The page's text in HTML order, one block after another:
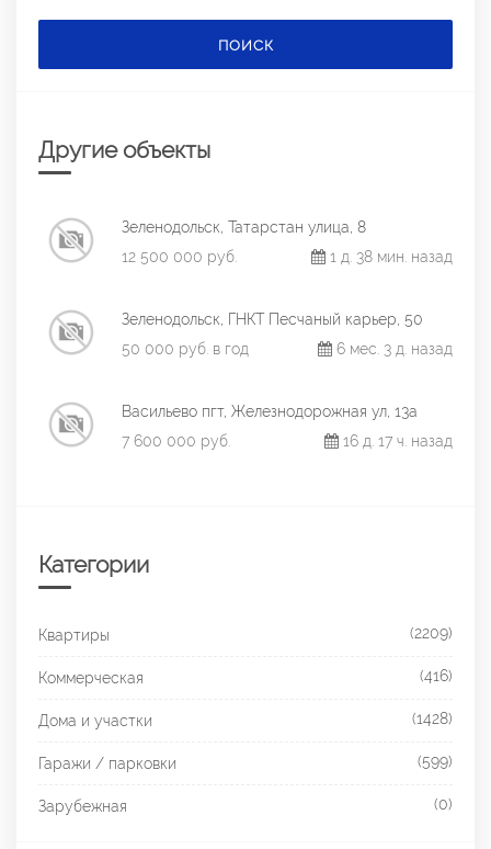
ПОИСК
Другие объекты
Зеленодольск, Татарстан улица, 8
12 500 000 руб.
1 д. 38 мин. назад
Зеленодольск, ГНКТ Песчаный карьер, 50
50 000 руб. в год
6 мес. 3 д. назад
Васильево пгт, Железнодорожная ул, 13а
7 600 000 руб.
16 д. 17 ч. назад
Категории
Квартиры (2209)
Коммерческая (416)
Дома и участки (1428)
Гаражи / парковки (599)
Зарубежная (0)